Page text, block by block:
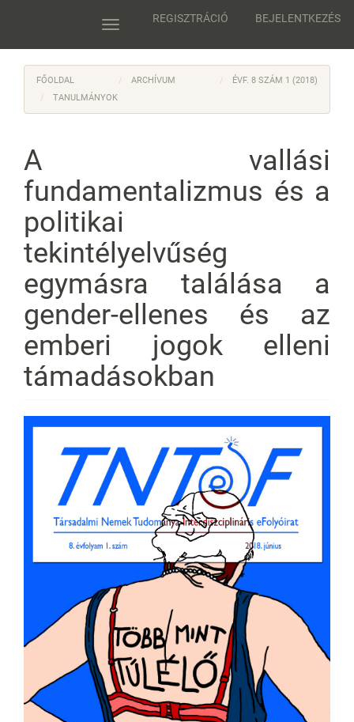
REGISZTRÁCIÓ BEJELENTKEZÉS
Toggle
FŐOLDAL ARCHÍVUM
ÉVF. 8 SZÁM 1 (2018)
TANULMÁNYOK
A vallási
fundamentalizmus és a
politikai
tekintélyelvűség
egymásra találása a
gender-ellenes és az
emberi jogok elleni
támadásokban
Article
Sidebar